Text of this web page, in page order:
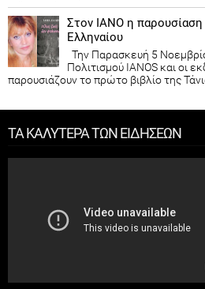
Στον ΙΑΝΟ η παρουσίαση
Ελληναίου
Την Παρασκευή 5
Πολιτισμού IANOS και οι
παρουσιάζουν το πρώτο βιβλίο της
ΤΑ ΚΑΛΥΤΕΡΑ ΤΩΝ ΕΙΔΗΣΕΩΝ